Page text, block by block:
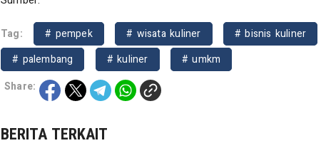
Tag: # pempek # wisata kuliner # bisnis kuliner
# palembang
# kuliner
# umkm
Share:
BERITA TERKAIT